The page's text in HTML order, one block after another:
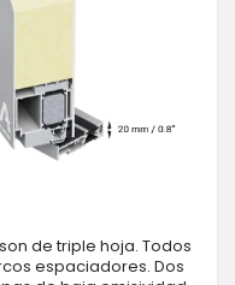
de triple hoja. Todos
espaciadores. Dos